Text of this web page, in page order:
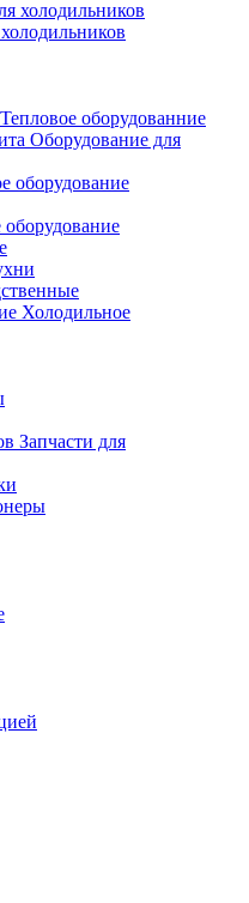
Тепловое оборудованние
Оборудование для
оборудование
Холодильное
Запчасти для